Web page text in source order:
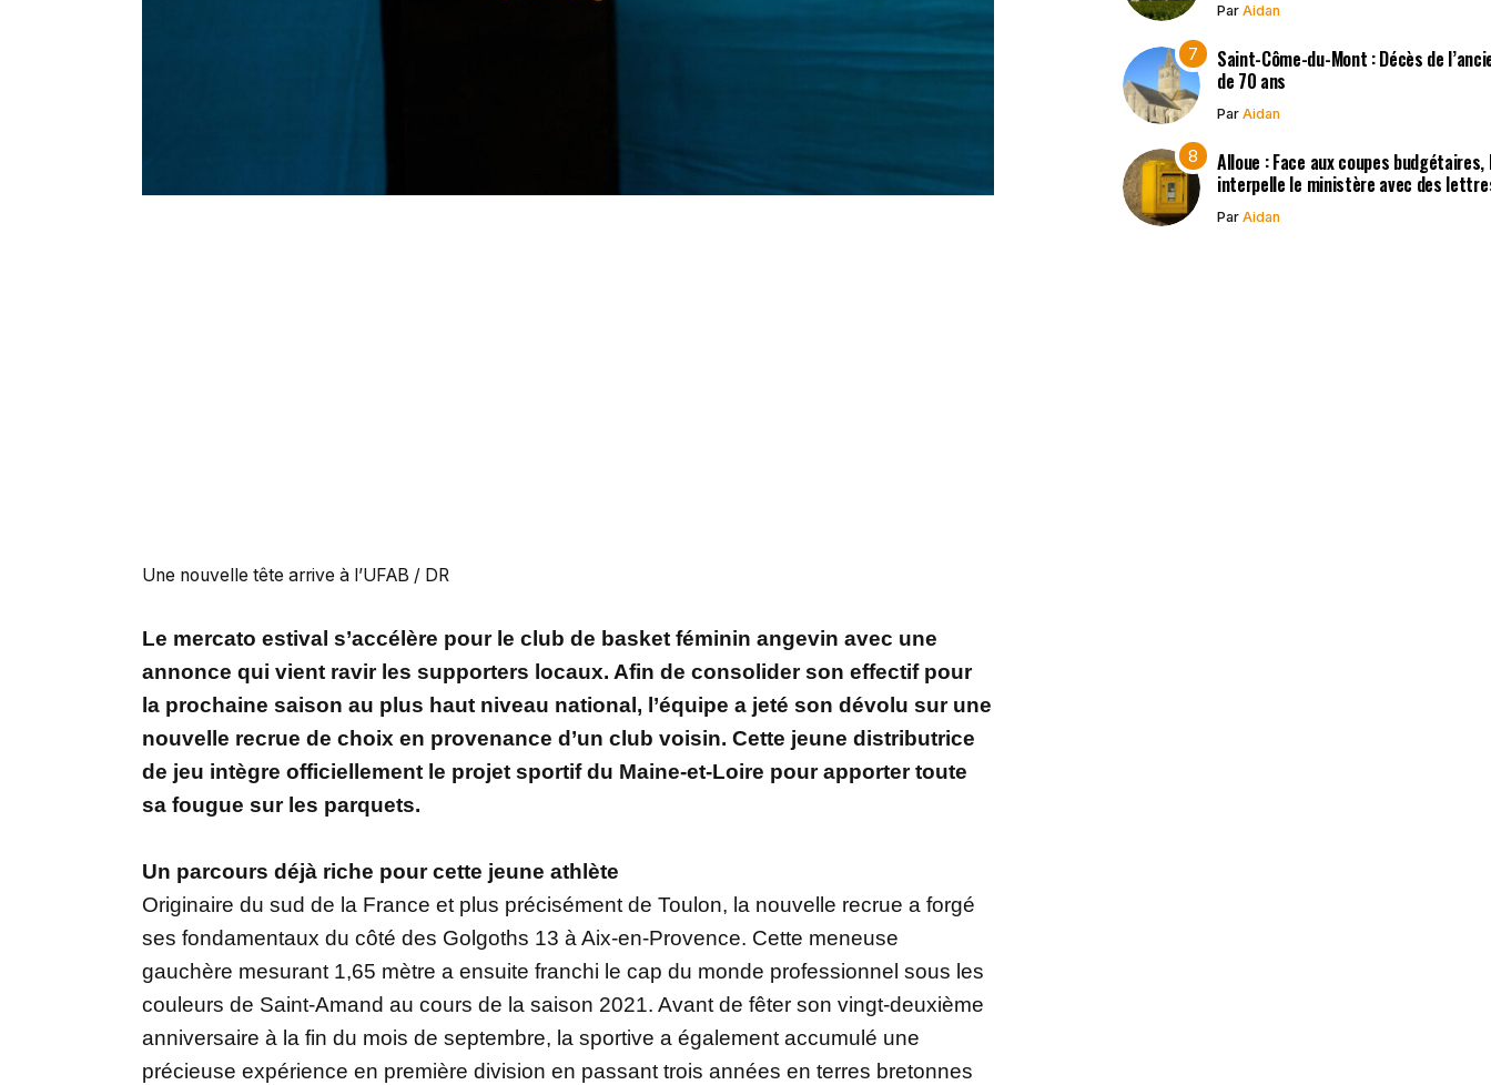
Une nouvelle tête arrive à l’UFAB / DR
Le mercato estival s’accélère pour le club de basket féminin angevin avec une
annonce qui vient ravir les supporters locaux. Afin de consolider son effectif pour
la prochaine saison au plus haut niveau national, l’équipe a jeté son dévolu sur une
nouvelle recrue de choix en provenance d’un club voisin. Cette jeune distributrice
de jeu intègre officiellement le projet sportif du Maine-et-Loire pour apporter toute
sa fougue sur les parquets.
Un parcours déjà riche pour cette jeune athlète
Originaire du sud de la France et plus précisément de Toulon, la nouvelle recrue a forgé
ses fondamentaux du côté des Golgoths 13 à Aix-en-Provence. Cette meneuse
gauchère mesurant 1,65 mètre a ensuite franchi le cap du monde professionnel sous les
couleurs de Saint-Amand au cours de la saison 2021. Avant de fêter son vingt-deuxième
anniversaire à la fin du mois de septembre, la sportive a également accumulé une
précieuse expérience en première division en passant trois années en terres bretonnes
Par Aidan
Saint-Côme-du-Mont : Décès de
de 70 ans
Par Aidan
Alloue : Face aux coupes
interpelle le ministère avec des
Par Aidan